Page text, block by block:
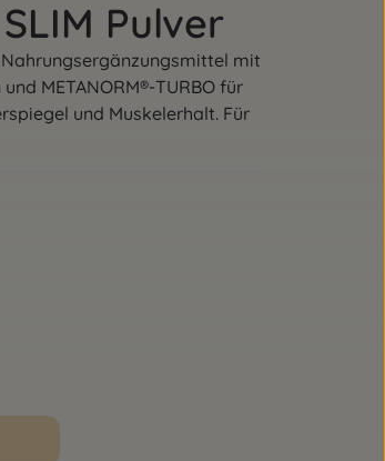
SLIM Pulver
Nahrungsergänzungsmittel mit
METANORM®-TURBO für
und Muskelerhalt. Für
Wert ein oder